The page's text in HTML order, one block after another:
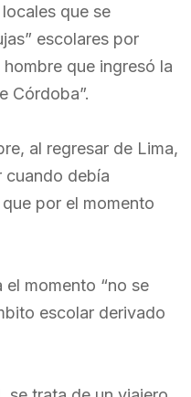
que se
escolares por
que ingresó la
Córdoba”.
al regresar de Lima,
cuando debía
por el momento
momento “no se
escolar derivado